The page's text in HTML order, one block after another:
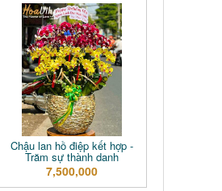
Chậu lan hồ điệp kết hợp -
Trăm sự thành danh
7,500,000